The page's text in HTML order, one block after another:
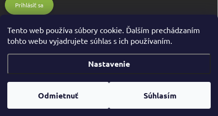
Tento web používa súbory cookie. Ďalším prechádzaním
tohto webu vyjadrujete súhlas s ich používaním.
Nastavenie
Odmietnuť Súhlasím
Prihlásiť sa
Vytvoril Shoptet
Copyright 2026 . Všetky práva vyhradené.